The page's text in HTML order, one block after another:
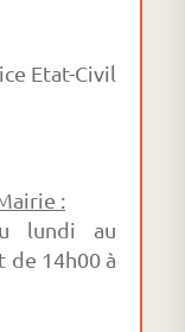
Etat-Civil
:
lundi au
de 14h00 à